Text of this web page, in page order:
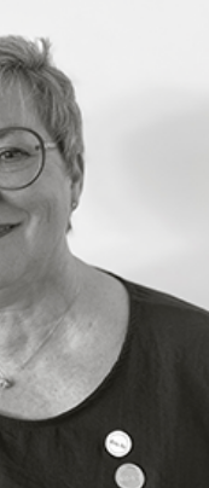
meine eigene Firma
und
Teil dieses
Tätigkeit habe ich mich
als Spaß bei der Arbeit